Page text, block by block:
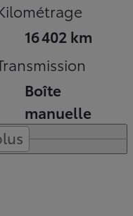
16 402 km
Boîte
manuelle